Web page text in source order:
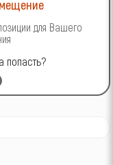
для Вашего
попасть?